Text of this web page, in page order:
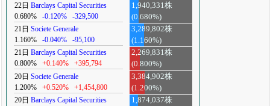
22日 Barclays Capital Securities
0.680%
-0.120% -329,500
1,940,331株
(0.680%)
21日 Societe Generale
1.160%
-0.040% -95,100
3,289,802株
(1.160%)
21日 Barclays Capital Securities
0.800%
+0.140% +395,794
2,269,831株
(0.800%)
20日 Societe Generale
1.200%
+0.520% +1,454,800
3,384,902株
(1.200%)
20日 Barclays Capital Securities
1,874,037株